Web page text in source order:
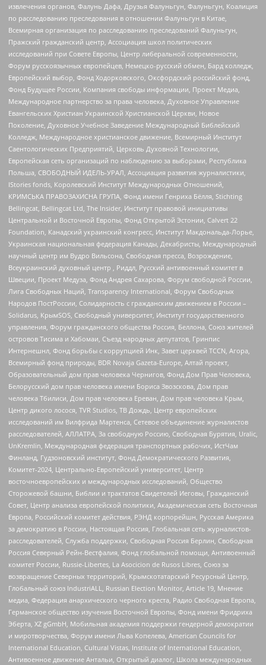
извлечения органов, Фалунь Дафа, Друзья Фалуньгун, Фалуньгун, Коалиция
по расследованию преследования в отношении Фалуньгун в Китае,
Всемирная организация по расследованию преследований Фалуньгун,
Пражский гражданский центр, Ассоциация школ политических
исследований при Совете Европы, Центр либеральной современности,
Форум русскоязычных европейцев, Немецко-русский обмен, Бард колледж,
Европейский выбор, Фонд Ходорковского, Оксфордский российский фонд,
Фонд Будущее России, Компания свободы информации, Проект Медиа,
Международное партнерство за права человека, Духовное Управление
Евангельских Христиан Украинской Христианской Церкви, Новое
Поколение, Духовное Учебное Заведение Международный Библейский
Колледж, Международное христианское движение, Всемирный Институт
Саентологических Предприятий, Церковь Духовной Технологии,
Европейская сеть организаций по наблюдению за выборами, Республика
Польша, СВОБОДНЫЙ ИДЕЛЬ-УРАЛ, Ассоциация развития журналистики,
IStories fonds, Королевский Институт Международных Отношений,
КРИМСЬКА ПРАВОЗАХИСНА ГРУПА, Фонд имени Генриха Бёлля, Stichting
Bellingcat, Bellingcat Ltd, The Insider, Институт правовой инициативы
Центральной и Восточной Европы, Фонд Открытой Эстонии, Calvert 22
Foundation, Канадский украинский конгресс, Институт Макдональда-Лорье,
Украинская национальная федерация Канады, Декабристы, Международный
научный центр им Вудро Вильсона, Свободная пресса, Возрождение,
Всеукраинский духовный центр , Риддл, Русский антивоенный комитет в
Швеции, Проект Медуза, Фонд Андрея Сахарова, Форум свободной России,
Лига Свободных Наций, Transparеncy International, Форум Свободных
Народов ПостРоссии, Солидарность с гражданским движением в России –
Solidarus, КрымSOS, Свободный университет, Институт государственного
управления, Форум гражданского общества Россия, Беллона, Союз жителей
островов Тисима и Хабомаи, Съезд народных депутатов, Гринпис
Интернешнл, Фонд борьбы с коррупцией Инк, Завет церквей TCCN, Агора,
Всемирный фонд природы, BDR Novaja Gazeta-Europe, Алтай проект,
Образовательный дом прав человека Чернигов, Фонд Дом Прав Человека,
Белорусский дом прав человека имени Бориса Звозскова, Дом прав
человека Тбилиси, Дом прав человека Ереван, Дом прав человека Крым,
Центр дикого лосося, TVR Studios, ТВ Дождь, Центр европейских
исследований им Вилфрида Мартенса, Сетевое объединение журналистов
расследователей, АЛЛАТРА, За свободную Россию, Свободная Бурятия, Uralic,
UnKremlin, Международная федерация транспортных рабочих, ИстЧам
Финланд, Гудзоновский институт, Фонд Демократического Развития,
Комитет-2024, Центрально-Европейский университет, Центр
восточноевропейских и международных исследований, Общество
Сторожевой башни, Библии и трактатов Свидетелей Иеговы, Гражданский
Совет, Центр анализа европейской политики, Академическая сеть Восточная
Европа, Российский комитет действия, РЭНД корпорейшн, Русская Америка
за демократию в России, Настоящая Россия, Глобальная сеть журналистов-
расследователей, Служба поддержки, Свободная Россия Берлин, Свободная
Россия Северный Рейн-Вестфалия, Фонд глобальной помощи, Антивоенный
комитет России, Russie-Libertes, La Asocicion de Rusos Libres, Союз за
возвращение Северных территорий, Крымскотатарский Ресурсный Центр,
Глобальный союз IndustriALL, Russian Election Monitor, Article 19, Мнение
медиа, Федерация анархического черного креста, Радио Свободная Европа,
Германское общество изучения Восточной Европы, Фонд имени Фридриха
Эберта, XZ gGmbH, Мобильная академия поддержки гендерной демократии
и миротворчества, Форум имени Льва Копелева, American Councils for
International Education, Cultural Vistas, Institute of International Education,
Антивоенное движение Антальи, Открытый диалог, Школа международных